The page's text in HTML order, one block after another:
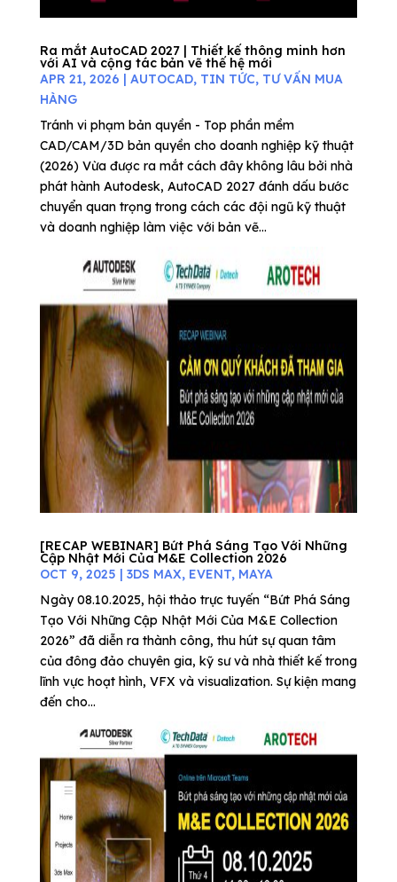
Ra mắt AutoCAD 2027 | Thiết kế thông minh hơn
với AI và cộng tác bản vẽ thế hệ mới
APR 21, 2026 | AUTOCAD, TIN TỨC, TƯ VẤN MUA
HÀNG
Tránh vi phạm bản quyền - Top phần mềm
CAD/CAM/3D bản quyền cho doanh nghiệp kỹ thuật
(2026) Vừa được ra mắt cách đây không lâu bởi nhà
phát hành Autodesk, AutoCAD 2027 đánh dấu bước
chuyển quan trọng trong cách các đội ngũ kỹ thuật
và doanh nghiệp làm việc với bản vẽ...
[RECAP WEBINAR] Bứt Phá Sáng Tạo Với Những
Cập Nhật Mới Của M&E Collection 2026
OCT 9, 2025 | 3DS MAX, EVENT, MAYA
Ngày 08.10.2025, hội thảo trực tuyến “Bứt Phá Sáng
Tạo Với Những Cập Nhật Mới Của M&E Collection
2026” đã diễn ra thành công, thu hút sự quan tâm
của đông đảo chuyên gia, kỹ sư và nhà thiết kế trong
lĩnh vực hoạt hình, VFX và visualization. Sự kiện mang
đến cho...